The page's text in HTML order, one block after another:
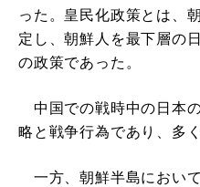
った。皇民化政策とは、
定し、朝鮮人を最下層の
の政策であった。
中国での戦時中の日本
略と戦争行為であり、多
一方、朝鮮半島におい